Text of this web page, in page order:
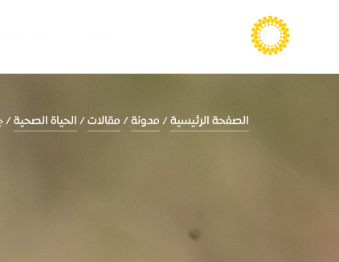
الصفحة الرئيسية مدونة مقالات الحياة الصحية